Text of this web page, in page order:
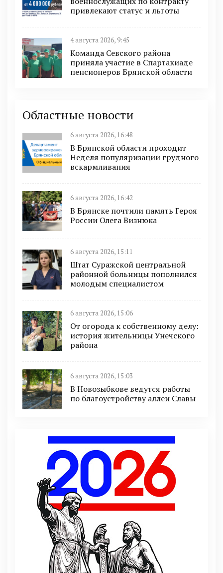
привлекают статус и льготы
4 августа 2026, 9:45
Команда Севского района
приняла участие в Спартакиаде
пенсионеров Брянской области
Областные новости
6 августа 2026, 16:48
В Брянской области проходит
Неделя популяризации грудного
вскармливания
6 августа 2026, 16:42
В Брянске почтили память Героя
России Олега Визнюка
6 августа 2026, 15:11
Штат Суражской центральной
районной больницы пополнился
молодым специалистом
6 августа 2026, 15:06
От огорода к собственному делу:
история жительницы Унечского
района
6 августа 2026, 15:03
В Новозыбкове ведутся работы
по благоустройству аллеи Славы